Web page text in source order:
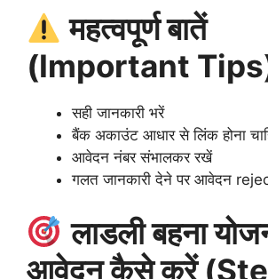
महत्वपूर्ण बातें
(Important
सही जानकारी भरें
बैंक अकाउंट आधार से लिंक होना
आवेदन नंबर संभालकर रखें
गलत जानकारी देने पर आवेदन
लाडली बहना
आवेदन कैसे करें